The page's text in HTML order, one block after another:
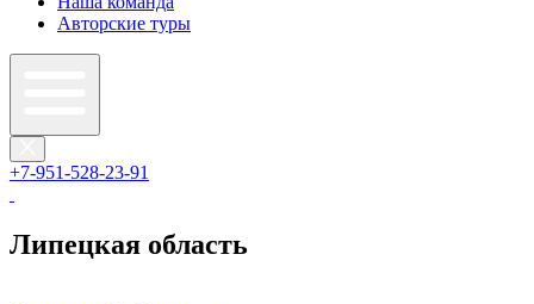
Авторские туры
+7-951-528-23-91
Липецкая область